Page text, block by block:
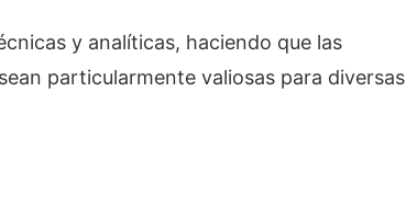
y analíticas, haciendo que las
particularmente valiosas para diversas